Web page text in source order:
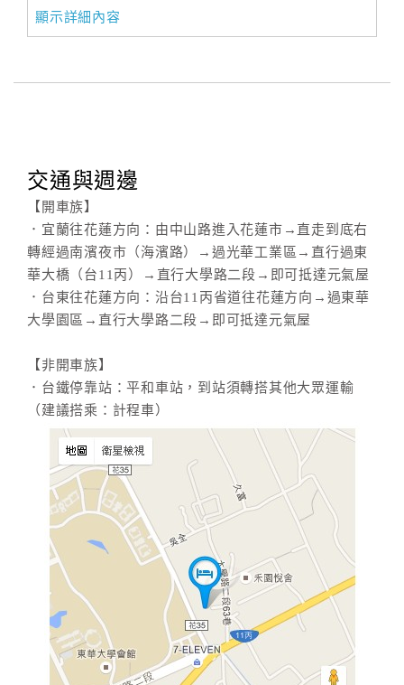
顯示詳細內容
交通與週邊
【開車族】
．宜蘭往花蓮方向：由中山路進入花蓮市→直走到底右
轉經過南濱夜市（海濱路）→過光華工業區→直行過東
華大橋（台11丙）→直行大學路二段→即可抵達元氣屋
．台東往花蓮方向：沿台11丙省道往花蓮方向→過東華
大學園區→直行大學路二段→即可抵達元氣屋
【非開車族】
．台鐵停靠站：平和車站，到站須轉搭其他大眾運輸
（建議搭乘：計程車）